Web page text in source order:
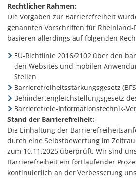
Rechtlicher Rahmen:
Die Vorgaben zur Barrierefreiheit
genannten Vorschriften für Rheinland-
basieren allerdings auf folgenden
EU-Richtlinie 2016/2102 über den
den Websites und mobilen
Stellen
Barrierefreiheitsstärkungsgesetz
Behindertengleichstellungsgesetz
Barrierefreie-Informationstechnik-
Stand der Barrierefreiheit:
Die Einhaltung der
durch eine Selbstbewertung im
zum 10.11.2025 überprüft. Wir sind
Barrierefreiheit ein fortlaufender
kontinuierlich an der Verbesserung